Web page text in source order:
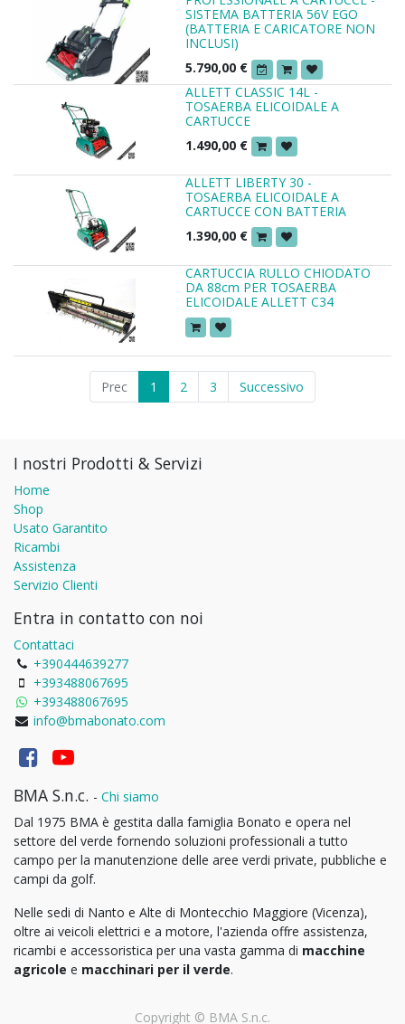
SISTEMA BATTERIA 56V EGO
(BATTERIA E CARICATORE NON
INCLUSI)
5.790,00 €
ALLETT CLASSIC 14L -
TOSAERBA ELICOIDALE A
CARTUCCE
1.490,00 €
ALLETT LIBERTY 30 -
TOSAERBA ELICOIDALE A
CARTUCCE CON BATTERIA
1.390,00 €
CARTUCCIA RULLO CHIODATO
DA 88cm PER TOSAERBA
ELICOIDALE ALLETT C34
Prec 1 2 3 Successivo
I nostri Prodotti & Servizi
Home
Shop
Usato Garantito
Ricambi
Assistenza
Servizio Clienti
Entra in contatto con noi
Contattaci
+390444639277
+393488067695
+393488067695
info@bmabonato.com
BMA S.n.c. - Chi siamo
Dal 1975 BMA è gestita dalla famiglia Bonato e opera nel
settore del verde fornendo soluzioni professionali a tutto
campo per la manutenzione delle aree verdi private, pubbliche e
campi da golf.
Nelle sedi di Nanto e Alte di Montecchio Maggiore (Vicenza),
oltre ai veicoli elettrici e a motore, l'azienda offre assistenza,
ricambi e accessoristica per una vasta gamma di macchine
agricole e macchinari per il verde.
Copyright © BMA S.n.c.